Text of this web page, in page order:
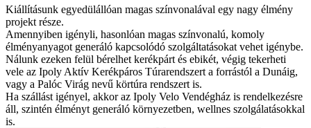
Kiállításunk egyedülállóan magas színvonalával egy nagy élmény
projekt része.
Amennyiben igényli, hasonlóan magas színvonalú, komoly
élményanyagot generáló kapcsolódó szolgáltatásokat vehet igénybe.
Nálunk ezeken felül bérelhet kerékpárt és ebikét, végig tekerheti
vele az Ipoly Aktív Kerékpáros Túrarendszert a forrástól a Dunáig,
vagy a Palóc Virág nevű körtúra rendszert is.
Ha szállást igényel, akkor az Ipoly Velo Vendégház is rendelkezésre
áll, szintén élményt generáló környezetben, wellnes szolgálatásokkal
is.